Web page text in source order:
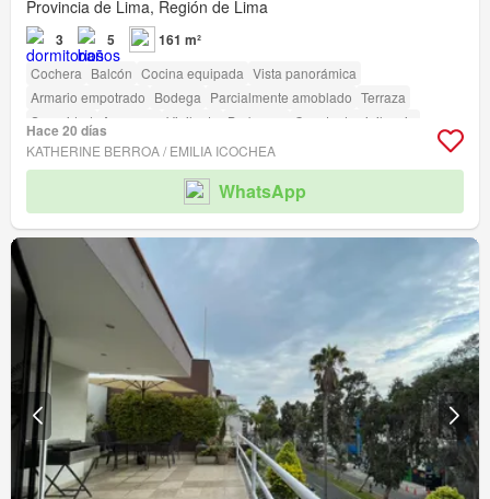
Provincia de Lima, Región de Lima
3 5 161 m²
Cochera Balcón Cocina equipada Vista panorámica
Armario empotrado Bodega Parcialmente amoblado Terraza
Seguridad
Ascensor Vigilante Barbacoa
Caseta de vigilancia
Acceso para personas con discapacidad
Hace 20 días
KATHERINE BERROA / EMILIA ICOCHEA
WhatsApp